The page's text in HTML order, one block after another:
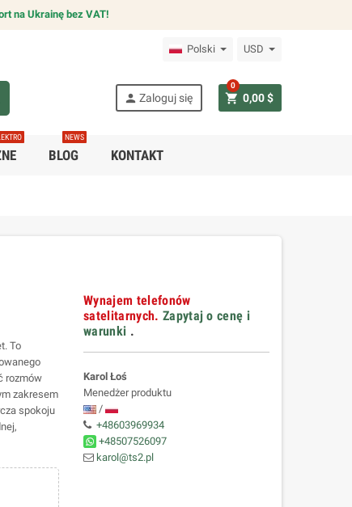
na Ukrainę bez VAT!
Polski USD
person Zaloguj się shopping_cart 0,00 $
0
BLOG
NEWS
KONTAKT
To
rozmów
zakresem
spokoju
Wynajem telefonów
satelitarnych. Zapytaj o cenę i
warunki .
Karol Łoś
Menedżer produktu
/
+48603969934
+48507526097
karol@ts2.pl